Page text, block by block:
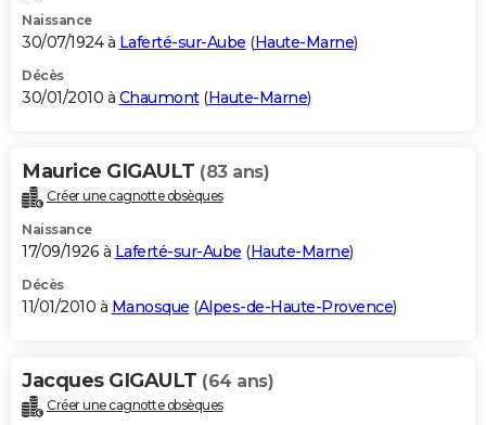
Naissance
30/07/1924 à Laferté-sur-Aube (Haute-Marne)
Décès
30/01/2010 à Chaumont(Haute-Marne)
Maurice GIGAULT (83 ans)
Créer une cagnotte obsèques
Naissance
17/09/1926 à Laferté-sur-Aube (Haute-Marne)
Décès
11/01/2010 à Manosque (Alpes-de-Haute-Provence)
Jacques GIGAULT (64 ans)
Créer une cagnotte obsèques